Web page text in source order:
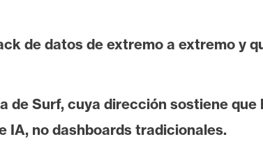
de datos de extremo a extremo y
de Surf, cuya dirección sostiene
IA, no dashboards tradicionales.